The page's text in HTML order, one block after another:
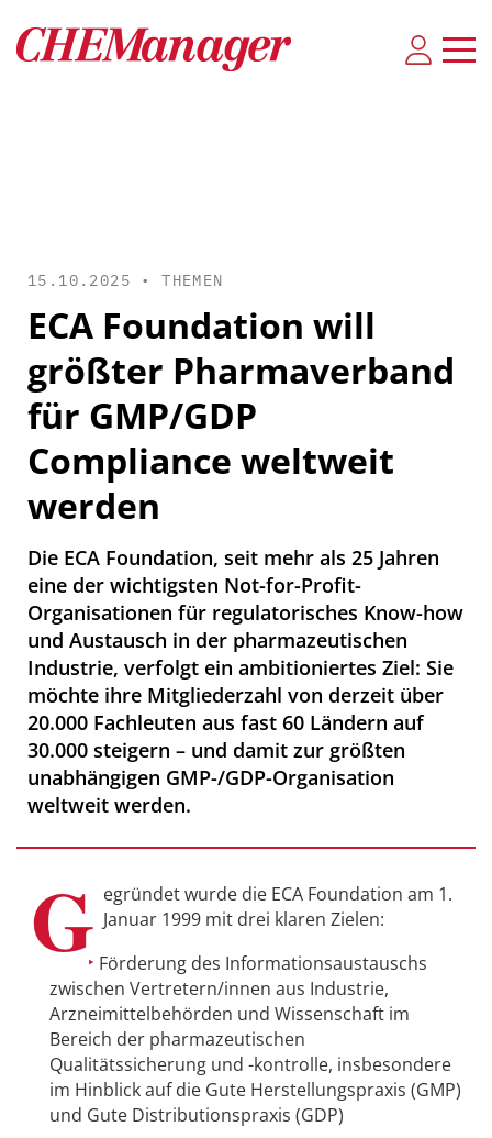
15.10.2025 •THEMEN
ECA Foundation will
größter Pharmaverband
für GMP/GDP
Compliance weltweit
werden
Die ECA Foundation, seit mehr als 25 Jahren
eine der wichtigsten Not-for-Profit-
Organisationen für regulatorisches Know-how
und Austausch in der pharmazeutischen
Industrie, verfolgt ein ambitioniertes Ziel: Sie
möchte ihre Mitgliederzahl von derzeit über
20.000 Fachleuten aus fast 60 Ländern auf
30.000 steigern – und damit zur größten
unabhängigen GMP-/GDP-Organisation
weltweit werden.
G egründet wurde die ECA Foundation am 1.
Januar 1999 mit drei klaren Zielen:
Förderung des Informationsaustauschs
zwischen Vertretern/innen aus Industrie,
Arzneimittelbehörden und Wissenschaft im
Bereich der pharmazeutischen
Qualitätssicherung und -kontrolle, insbesondere
im Hinblick auf die Gute Herstellungspraxis (GMP)
und Gute Distributionspraxis (GDP)